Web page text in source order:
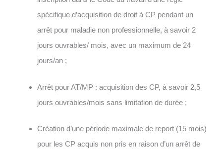
spécifique d’acquisition de droit à CP pendant un
arrêt pour maladie non professionnelle, à savoir 2
jours ouvrables/ mois, avec un maximum de 24
jours/an ;
Arrêt pour AT/MP : acquisition des CP, à savoir 2,5
jours ouvrables/mois sans limitation de durée ;
Création d’une période maximale de report (15 mois)
pour les CP acquis non pris en raison d’un arrêt de